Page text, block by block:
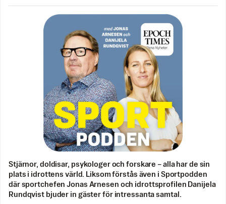
Stjärnor, doldisar, psykologer och forskare – alla har de sin
plats i idrottens värld. Liksom förstås även i Sportpodden
där sportchefen Jonas Arnesen och idrottsprofilen Danijela
Rundqvist bjuder in gäster för intressanta samtal.